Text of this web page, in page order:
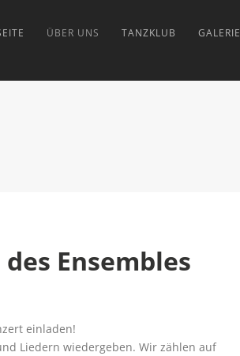
ÜBER UNS TANZKLUB GALERIE
Ensembles
einladen!
Liedern wiedergeben. Wir zählen auf